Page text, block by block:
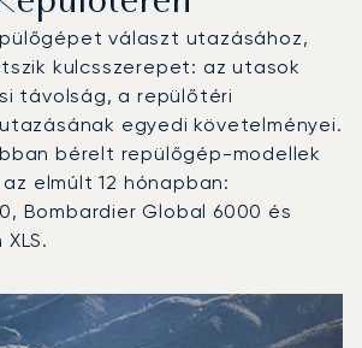
választ utazásához,
kulcsszerepet: az utasok
távolság, a repülőtéri
egyedi követelményei.
bérelt repülőgép-modellek
elmúlt 12 hónapban:
Bombardier Global 6000 és
Repülőgép-típus
Ülőhelyek
Sebesség (csomó)
Hatótávolság (km)